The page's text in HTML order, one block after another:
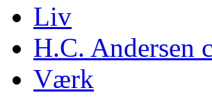
Liv
H.C. Andersen
Værk